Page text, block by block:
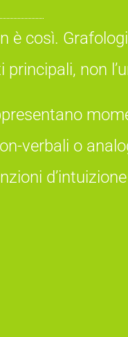
è così.
non
verbali o